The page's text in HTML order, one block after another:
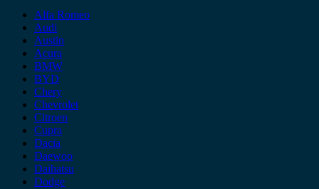
Alfa Romeo
Audi
Austin
Acura
BMW
BYD
Chery
Chevrolet
Citroen
Cupra
Dacia
Daewoo
Daihatsu
Dodge